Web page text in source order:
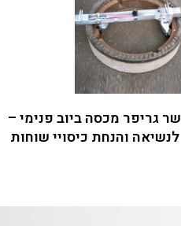
שר גריפר מכסה ביוב פנימי –
לנשיאה והנחת כיסויי שוחות